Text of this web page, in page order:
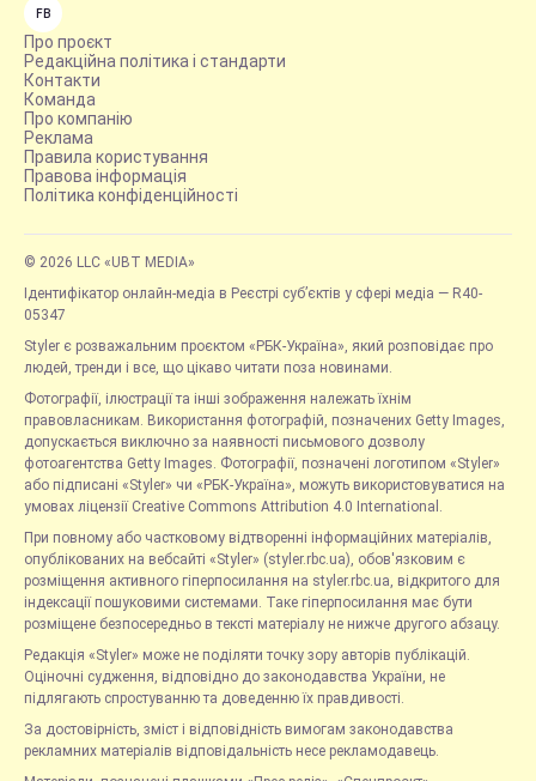
FB
Про проєкт
Редакційна політика і стандарти
Контакти
Команда
Про компанію
Реклама
Правила користування
Правова інформація
Політика конфіденційності
© 2026 LLC «UBT MEDIA»
Ідентифікатор онлайн-медіа в Реєстрі суб’єктів у сфері медіа — R40-
05347
Styler є розважальним проєктом «РБК-Україна», який розповідає про
людей, тренди і все, що цікаво читати поза новинами.
Фотографії, ілюстрації та інші зображення належать їхнім
правовласникам. Використання фотографій, позначених Getty Images,
допускається виключно за наявності письмового дозволу
фотоагентства Getty Images. Фотографії, позначені логотипом «Styler»
або підписані «Styler» чи «РБК-Україна», можуть використовуватися на
умовах ліцензії Creative Commons Attribution 4.0 International.
При повному або частковому відтворенні інформаційних матеріалів,
опублікованих на вебсайті «Styler» (styler.rbc.ua), обов'язковим є
розміщення активного гіперпосилання на styler.rbc.ua, відкритого для
індексації пошуковими системами. Таке гіперпосилання має бути
розміщене безпосередньо в тексті матеріалу не нижче другого абзацу.
Редакція «Styler» може не поділяти точку зору авторів публікацій.
Оціночні судження, відповідно до законодавства України, не
підлягають спростуванню та доведенню їх правдивості.
За достовірність, зміст і відповідність вимогам законодавства
рекламних матеріалів відповідальність несе рекламодавець.